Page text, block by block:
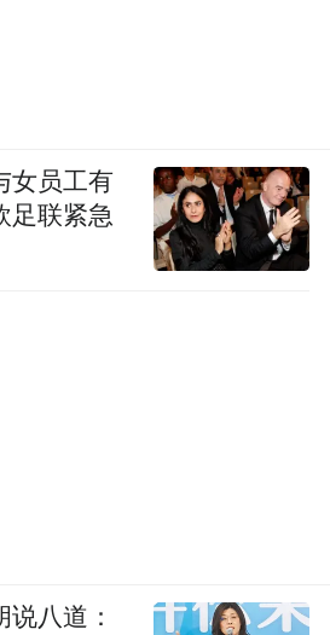
女员工有
足联紧急
八道：